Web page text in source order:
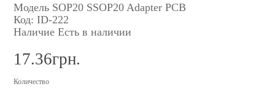
Модель SOP20 SSOP20 Adapter PCB
Код: ID-222
Наличие Есть в наличии
17.36грн.
Количество